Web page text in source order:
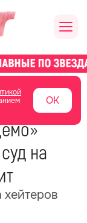
ОК
на